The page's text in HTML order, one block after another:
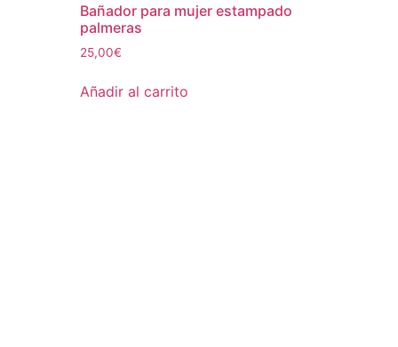
Bañador para mujer estampado
palmeras
25,00€
Añadir al carrito